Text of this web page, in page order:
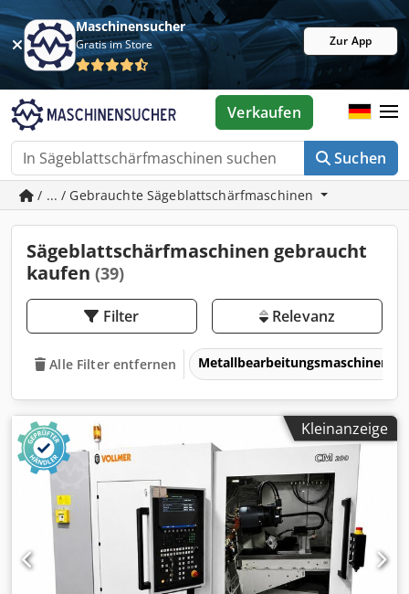
Maschinensucher
Gratis im Store Zur App
Suchen
Verkaufen
/ ... / Gebrauchte Sägeblattschärfmaschinen
Sägeblattschärfmaschinen gebraucht
kaufen (39)
Filter Relevanz
Alle Filter entfernen Metallbearbeitungsmaschinen
Kleinanzeige